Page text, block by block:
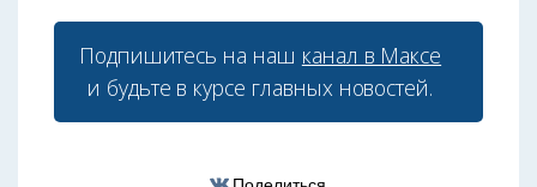
Подпишитесь на наш канал в Максе
и будьте в курсе главных новостей.